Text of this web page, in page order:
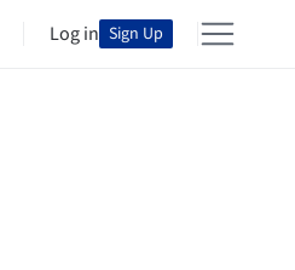
Log in Sign Up